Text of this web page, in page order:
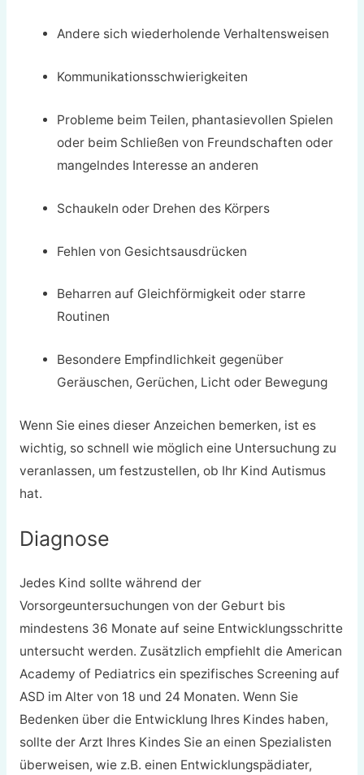
Andere sich wiederholende Verhaltensweisen
Kommunikationsschwierigkeiten
Probleme beim Teilen, phantasievollen Spielen
oder beim Schließen von Freundschaften oder
mangelndes Interesse an anderen
Schaukeln oder Drehen des Körpers
Fehlen von Gesichtsausdrücken
Beharren auf Gleichförmigkeit oder starre
Routinen
Besondere Empfindlichkeit gegenüber
Geräuschen, Gerüchen, Licht oder Bewegung
Wenn Sie eines dieser Anzeichen bemerken, ist es
wichtig, so schnell wie möglich eine Untersuchung zu
veranlassen, um festzustellen, ob Ihr Kind Autismus
hat.
Diagnose
Jedes Kind sollte während der
Vorsorgeuntersuchungen von der Geburt bis
mindestens 36 Monate auf seine Entwicklungsschritte
untersucht werden. Zusätzlich empfiehlt die American
Academy of Pediatrics ein spezifisches Screening auf
ASD im Alter von 18 und 24 Monaten. Wenn Sie
Bedenken über die Entwicklung Ihres Kindes haben,
sollte der Arzt Ihres Kindes Sie an einen Spezialisten
überweisen, wie z.B. einen Entwicklungspädiater,